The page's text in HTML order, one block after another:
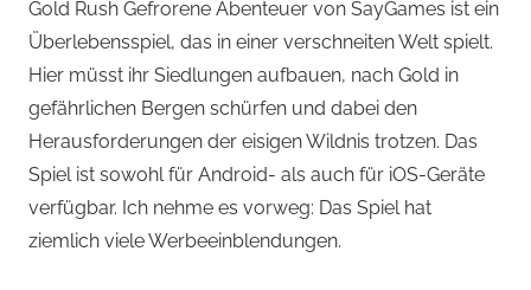
Arcade-
Spiele,
News
Gold Rush Gefrorene Abenteuer von SayGames ist ein
Überlebensspiel, das in einer verschneiten Welt spielt.
Hier müsst ihr Siedlungen aufbauen, nach Gold in
gefährlichen Bergen schürfen und dabei den
Herausforderungen der eisigen Wildnis trotzen. Das
Spiel ist sowohl für Android- als auch für iOS-Geräte
verfügbar. Ich nehme es vorweg: Das Spiel hat
ziemlich viele Werbeeinblendungen.